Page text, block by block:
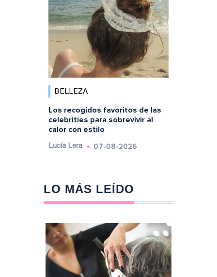
BELLEZA
Los recogidos favoritos de las
celebrities para sobrevivir al
calor con estilo
Lucía Lera 07-08-2026
LO MÁS LEÍDO